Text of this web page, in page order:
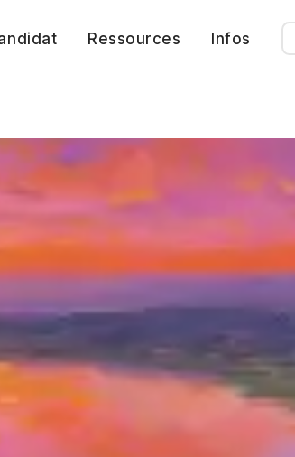
Ressources Infos